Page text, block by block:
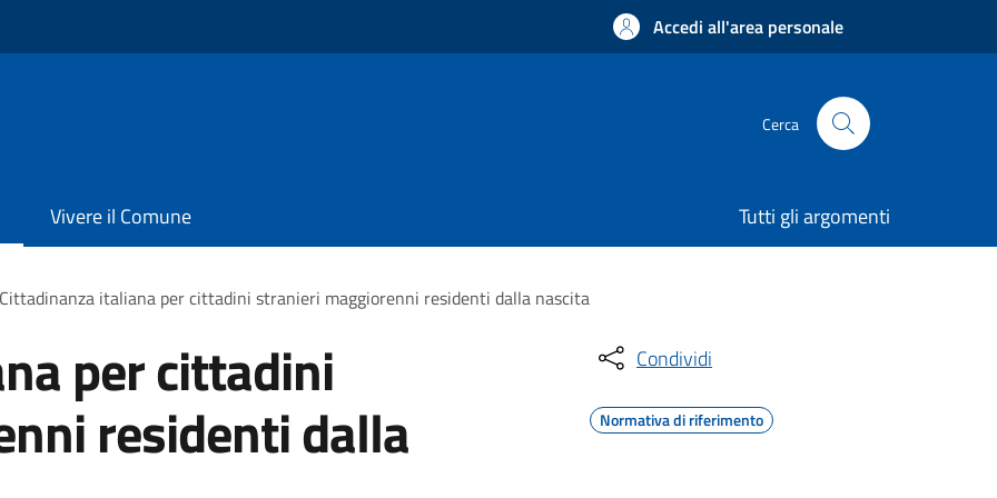
Accedi all'area personale
Cerca
Vivere il Comune Tutti gli argomenti
Cittadinanza italiana per cittadini stranieri maggiorenni residenti dalla nascita
per cittadini
residenti dalla
Condividi
Normativa di riferimento